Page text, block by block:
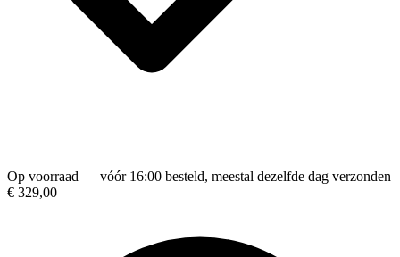
Op voorraad — vóór 16:00 besteld, meestal dezelfde dag verzonden
€ 329,00